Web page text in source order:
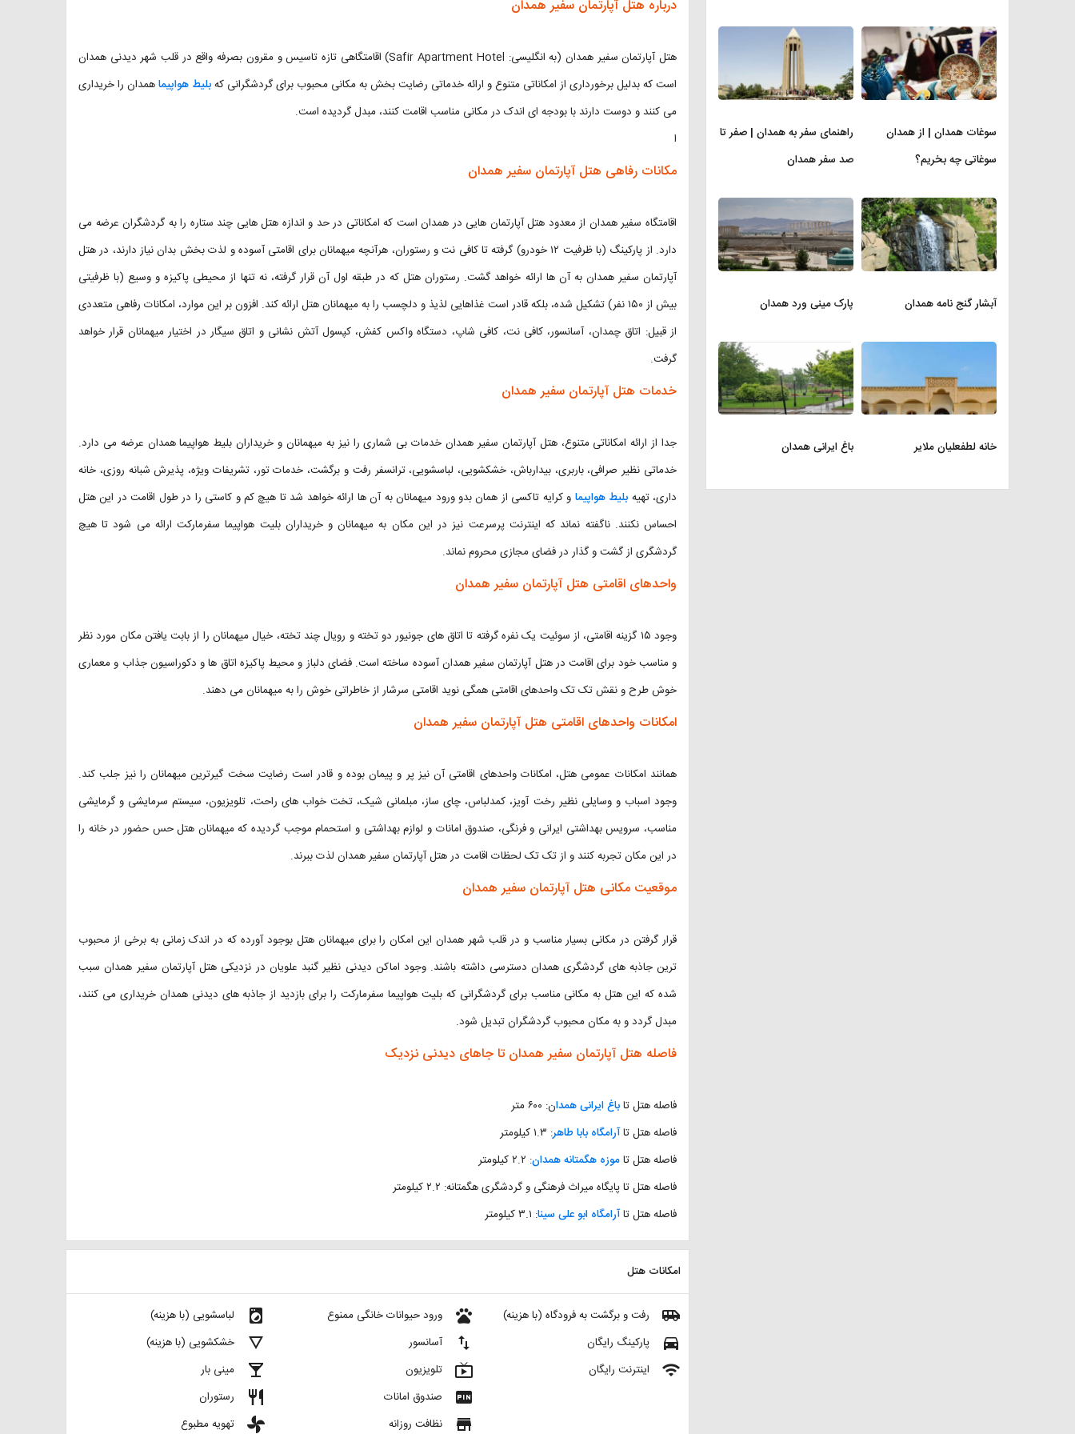
درباره هتل آپارتمان سفیر همدان
هتل آپارتمان سفیر همدان (به انگلیسی: Safir Apartment Hotel) اقامتگاهی تازه تاسیس و مقرون بصرفه واقع در قلب شهر دیدنی همدان
است که بدلیل برخورداری از امکاناتی متنوع و ارائه خدماتی رضایت بخش به مکانی محبوب برای گردشگرانی کهبلیط هواپیماهمدان را خریداری
می کنند و دوست دارند با بودجه ای اندک در مکانی مناسب اقامت کنند، مبدل گردیده است.
ا
مکانات رفاهی هتل آپارتمان سفیر همدان
اقامتگاه سفیر همدان از معدود هتل آپارتمان هایی در همدان است که امکاناتی در حد و اندازه هتل هایی چند ستاره را به گردشگران عرضه می
دارد. از پارکینگ (با ظرفیت ۱۲ خودرو) گرفته تا کافی نت و رستوران، هرآنچه میهمانان برای اقامتی آسوده و لذت بخش بدان نیاز دارند، در هتل
آپارتمان سفیر همدان به آن ها ارائه خواهد گشت. رستوران هتل که در طبقه اول آن قرار گرفته، نه تنها از محیطی پاکیزه و وسیع (با ظرفیتی
بیش از ۱۵۰ نفر) تشکیل شده، بلکه قادر است غذاهایی لذیذ و دلچسب را به میهمانان هتل ارائه کند. افزون بر این موارد، امکانات رفاهی متعددی
از قبیل: اتاق چمدان، آسانسور، کافی نت، کافی شاپ، دستگاه واکس کفش، کپسول آتش نشانی و اتاق سیگار در اختیار میهمانان قرار خواهد
گرفت.
خدمات هتل آپارتمان سفیر همدان
جدا از ارائه امکاناتی متنوع، هتل آپارتمان سفیر همدان خدمات بی شماری را نیز به میهمانان و خریداران بلیط هواپیما همدان عرضه می دارد.
خدماتی نظیر صرافی، باربری، بیدارباش، خشکشویی، لباسشویی، ترانسفر رفت و برگشت، خدمات تور، تشریفات ویژه، پذیرش شبانه روزی، خانه
داری، تهیه بلیط هواپیما و کرایه تاکسی از همان بدو ورود میهمانان به آن ها ارائه خواهد شد تا هیچ کم و کاستی را در طول اقامت در این هتل
احساس نکنند. ناگفته نماند که اینترنت پرسرعت نیز در این مکان به میهمانان و خریداران بلیت هواپیما سفرمارکت ارائه می شود تا هیچ
گردشگری از گشت و گذار در فضای مجازی محروم نماند.
واحدهای اقامتی هتل آپارتمان سفیر همدان
وجود ۱۵ گزینه اقامتی، از سوئیت یک نفره گرفته تا اتاق های جونیور دو تخته و رویال چند تخته، خیال میهمانان را از بابت یافتن مکان مورد نظر
و مناسب خود برای اقامت در هتل آپارتمان سفیر همدان آسوده ساخته است. فضای دلباز و محیط پاکیزه اتاق ها و دکوراسیون جذاب و معماری
خوش طرح و نقش تک تک واحدهای اقامتی همگی نوید اقامتی سرشار از خاطراتی خوش را به میهمانان می دهند.
امکانات واحدهای اقامتی هتل آپارتمان سفیر همدان
همانند امکانات عمومی هتل، امکانات واحدهای اقامتی آن نیز پر و پیمان بوده و قادر است رضایت سخت گیرترین میهمانان را نیز جلب کند.
وجود اسباب و وسایلی نظیر رخت آویز، کمدلباس، چای ساز، مبلمانی شیک، تخت خواب های راحت، تلویزیون، سیستم سرمایشی و گرمایشی
مناسب، سرویس بهداشتی ایرانی و فرنگی، صندوق امانات و لوازم بهداشتی و استحمام موجب گردیده که میهمانان هتل حس حضور در خانه را
در این مکان تجربه کنند و از تک تک لحظات اقامت در هتل آپارتمان سفیر همدان لذت ببرند.
موقعیت مکانی هتل آپارتمان سفیر همدان
قرار گرفتن در مکانی بسیار مناسب و در قلب شهر همدان این امکان را برای میهمانان هتل بوجود آورده که در اندک زمانی به برخی از محبوب
ترین جاذبه های گردشگری همدان دسترسی داشته باشند. وجود اماکن دیدنی نظیر گنبد علویان در نزدیکی هتل آپارتمان سفیر همدان سبب
شده که این هتل به مکانی مناسب برای گردشگرانی که بلیت هواپیما سفرمارکت را برای بازدید از جاذبه های دیدنی همدان خریداری می کنند،
مبدل گردد و به مکان محبوب گردشگران تبدیل شود.
فاصله هتل آپارتمان سفیر همدان تا جاهای دیدنی نزدیک
فاصله هتل تاباغ ایرانی همدان: ۶۰۰ متر
فاصله هتل تاآرامگاه بابا طاهر: ‌۱.۳ کیلومتر
فاصله هتل تاموزه هگمتانه همدان: ‌۲.۲ کیلومتر
فاصله هتل تا پایگاه میراث فرهنگی و گردشگری هگمتانه:‌ ۲.۲ کیلومتر
فاصله هتل تاآرامگاه ابو علی سینا: ‌۳.۱ کیلومتر
امکانات هتل
local_laundry_service لباسشویی (با هزینه)
details خشکشویی (با هزینه)
local_bar مینی بار
restaurant رستوران
toys تهویه مطبوع
pets ورود حیوانات خانگی ممنوع
import_export آسانسور
live_tv تلویزیون
fiber_pin صندوق امانات
store نظافت روزانه
airport_shuttle رفت و برگشت به فرودگاه (با هزینه)
directions_car پارکینگ رایگان
wifi اینترنت رایگان
سوغات همدان | از همدان
سوغاتی چه بخریم؟
راهنمای سفر به همدان | صفر تا
صد سفر همدان
آبشار گنج نامه همدان پارک مینی ورد همدان
خانه لطفعلیان ملایر باغ ایرانی همدان